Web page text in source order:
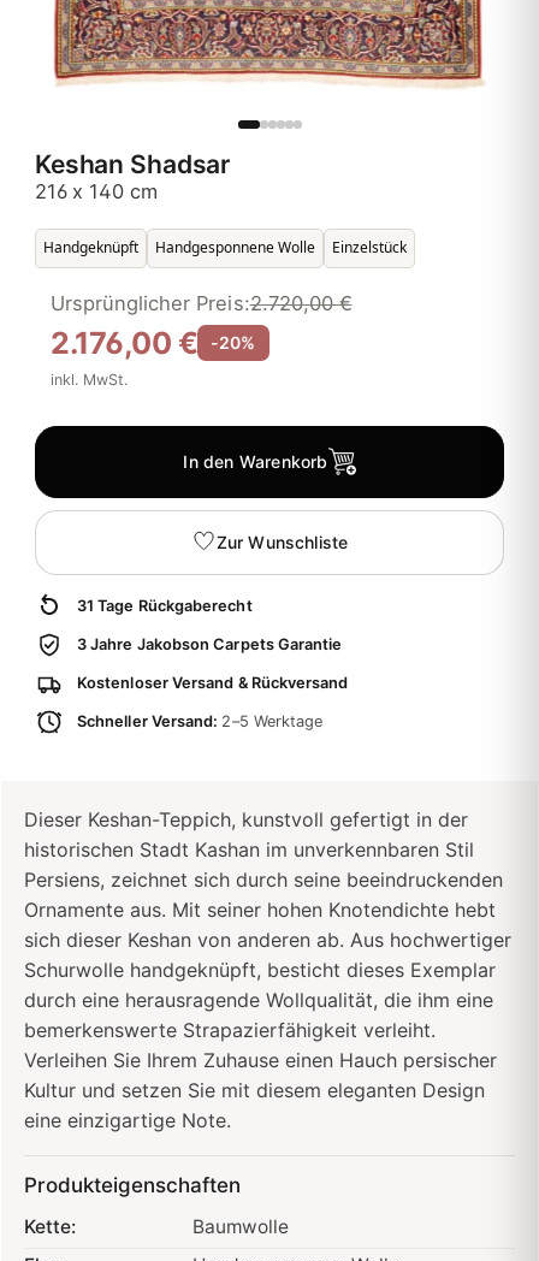
Keshan Shadsar
216 x 140 cm
Handgeknüpft Handgesponnene Wolle Einzelstück
2.176,00 €
Ursprünglicher Preis:2.720,00 €
-20%
inkl. MwSt.
In den Warenkorb
Zur Wunschliste
31 Tage Rückgaberecht
3 Jahre Jakobson Carpets Garantie
Kostenloser Versand & Rückversand
Schneller Versand: 2–5 Werktage
Dieser Keshan-Teppich, kunstvoll gefertigt in der
historischen Stadt Kashan im unverkennbaren Stil
Persiens, zeichnet sich durch seine beeindruckenden
Ornamente aus. Mit seiner hohen Knotendichte hebt
sich dieser Keshan von anderen ab. Aus hochwertiger
Schurwolle handgeknüpft, besticht dieses Exemplar
durch eine herausragende Wollqualität, die ihm eine
bemerkenswerte Strapazierfähigkeit verleiht.
Verleihen Sie Ihrem Zuhause einen Hauch persischer
Kultur und setzen Sie mit diesem eleganten Design
eine einzigartige Note.
Produkteigenschaften
Kette:
Baumwolle